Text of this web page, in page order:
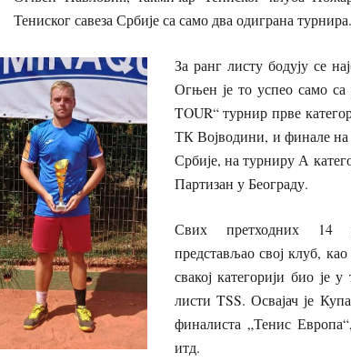
Тениског савеза Србије са само два одиграна турнира.
За ранг листу бодују се
Огњен је то успео само са
TOUR“ турнир прве
ТК Војводини, и финале
Србије, на турниру А
Партизан у Београду.
Свих претходних 14
представљао свој клуб,
свакој категорији био је
листи TSS. Освајач је
финалиста „Тенис
итд.